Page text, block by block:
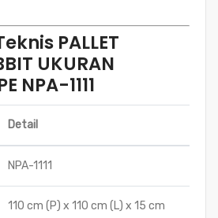
PALLET
UKURAN
NPA-1111
Detail
NPA-1111
110 cm (P) x 110 cm (L) x 15 cm